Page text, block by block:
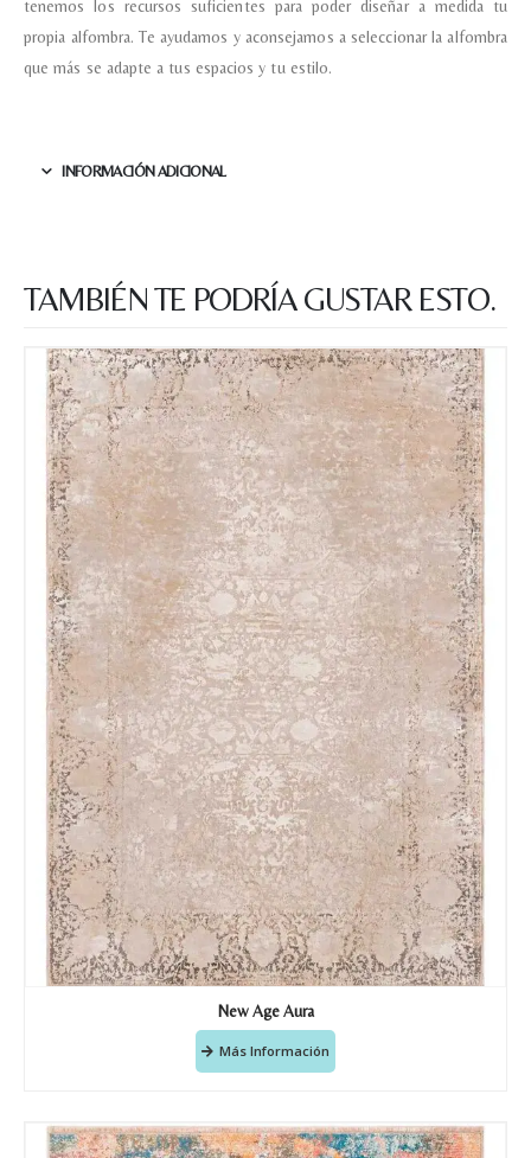
tenemos los recursos suficientes para poder diseñar a medida tu
propia alfombra. Te ayudamos y aconsejamos a seleccionar la alfombra
que más se adapte a tus espacios y tu estilo.
INFORMACIÓN ADICIONAL
TAMBIÉN TE PODRÍA GUSTAR ESTO.
New Age Aura
Más Información
Teléfono
Correo electronico *
Tu mensaje.
Nombre y Referencia del producto*
Acuerdo RGPD*
Doy mi consentimiento para que
esta web almacene la
información que envío para que
puedan responder a mi petición.
Recibir mi oferta